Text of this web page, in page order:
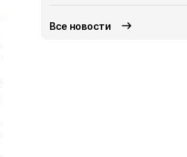
Все новости